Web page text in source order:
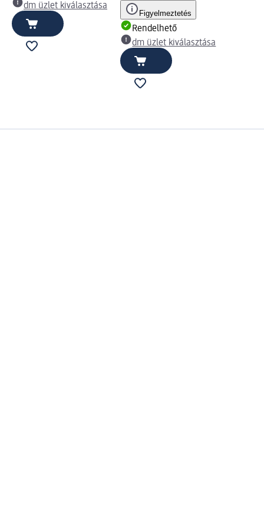
dm üzlet kiválasztása
Figyelmeztetés
Rendelhető
dm üzlet kiválasztása